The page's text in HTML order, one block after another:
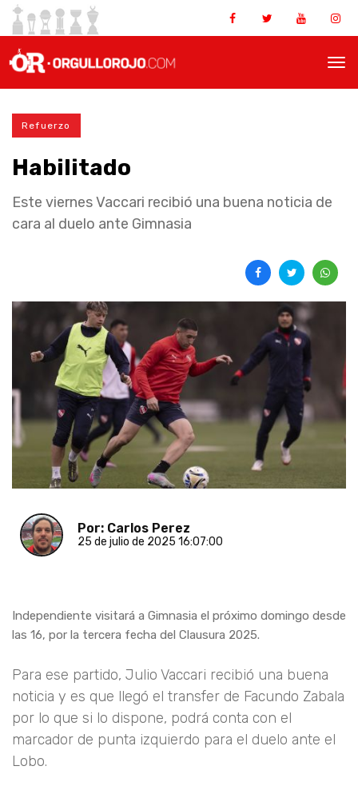
Refuerzo
Habilitado
Este viernes Vaccari recibió una buena noticia de
cara al duelo ante Gimnasia
Por: Carlos Perez
25 de julio de 2025 16:07:00
Independiente visitará a Gimnasia el próximo domingo desde
las 16, por la tercera fecha del Clausura 2025.
Para ese partido, Julio Vaccari recibió una buena
noticia y es que llegó el transfer de Facundo Zabala
por lo que si lo dispone, podrá conta con el
marcador de punta izquierdo para el duelo ante el
Lobo.